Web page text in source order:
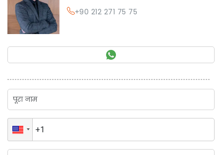
+90 212 271 75 75